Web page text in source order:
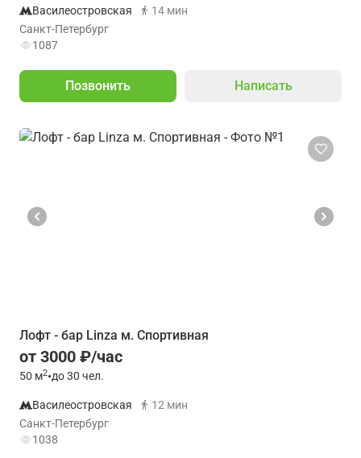
Василеостровская
14 мин
Санкт-Петербург
1087
Позвонить Написать
Лофт - бар Linza м. Спортивная
от 3000 ₽/час
50 м2•до 30 чел.
Василеостровская
12 мин
Санкт-Петербург
1038